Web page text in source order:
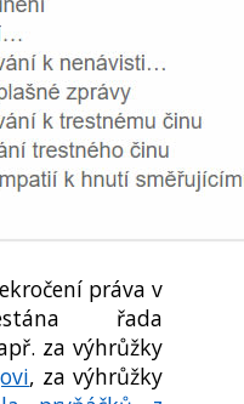
práva v
řada
za výhrůžky
, za výhrůžky